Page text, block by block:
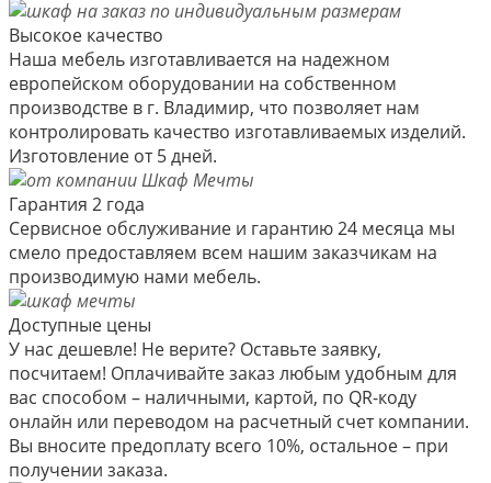
Высокое качество
Наша мебель изготавливается на надежном
европейском оборудовании на собственном
производстве в г. Владимир, что позволяет нам
контролировать качество изготавливаемых изделий.
Изготовление от 5 дней.
Гарантия 2 года
Сервисное обслуживание и гарантию 24 месяца мы
смело предоставляем всем нашим заказчикам на
производимую нами мебель.
Доступные цены
У нас дешевле! Не верите? Оставьте заявку,
посчитаем! Оплачивайте заказ любым удобным для
вас способом – наличными, картой, по QR-коду
онлайн или переводом на расчетный счет компании.
Вы вносите предоплату всего 10%, остальное – при
получении заказа.